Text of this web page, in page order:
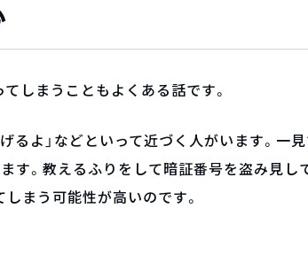
しまうこともよくある話です。
るよ」などといって近づく人がいます。一
す。教えるふりをして暗証番号を盗み見し
まう可能性が高いのです。